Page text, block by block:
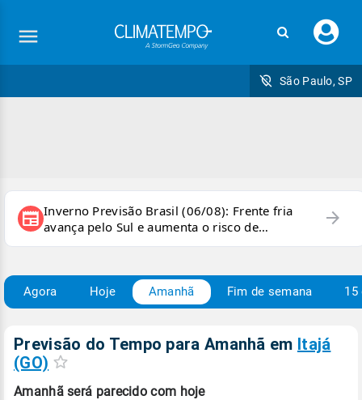
seu
São Paulo, SP
newspaper Inverno Previsão Brasil (06/08): Frente fria
avança pelo Sul e aumenta o risco de
temporais e ventania
arrow_forward
Agora Hoje Amanhã Fim de semana 15
Previsão do Tempo para Amanhã em Itajá
(GO)
Amanhã será parecido com hoje